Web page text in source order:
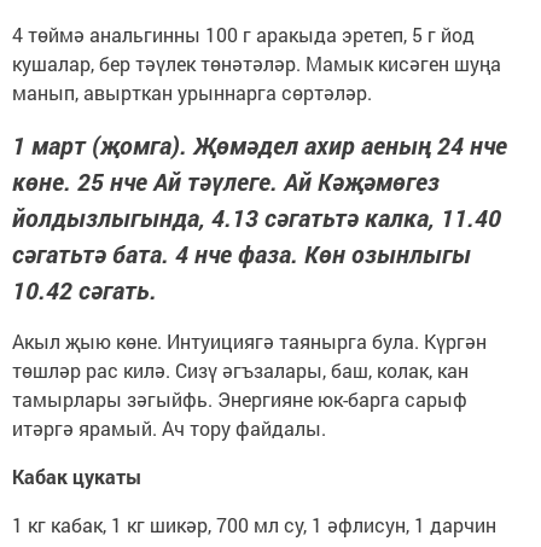
4 төймә анальгинны 100 г аракыда эретеп, 5 г йод
кушалар, бер тәүлек төнәтәләр. Мамык кисәген шуңа
манып, авырткан урыннарга сөртәләр.
1 март (җомга). Җөмәдел ахир аеның 24 нче
көне. 25 нче Ай тәүлеге. Ай Кәҗәмөгез
йолдызлыгында, 4.13 сәгатьтә калка, 11.40
сәгатьтә бата. 4 нче фаза. Көн озынлыгы
10.42 сәгать.
Акыл җыю көне. Интуициягә таяныр­га була. Күргән
төшләр рас килә. Сизү әгъзалары, баш, колак, кан
тамырлары зәгыйфь. Энергияне юк-барга сарыф
итәргә ярамый. Ач тору файдалы.
Кабак цукаты
1 кг кабак, 1 кг шикәр, 700 мл су, 1 әфлисун, 1 дарчин